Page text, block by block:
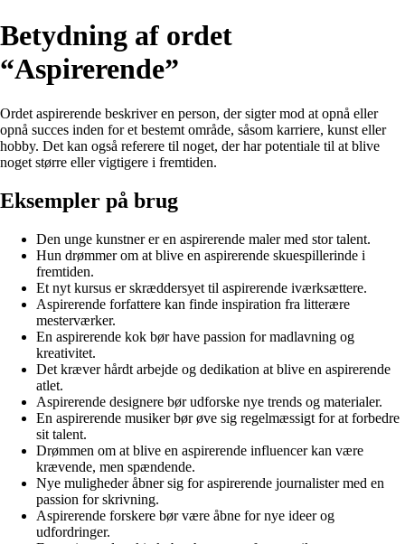
Betydning af ordet
“Aspirerende”
Ordet aspirerende beskriver en person, der sigter mod at opnå eller
opnå succes inden for et bestemt område, såsom karriere, kunst eller
hobby. Det kan også referere til noget, der har potentiale til at blive
noget større eller vigtigere i fremtiden.
Eksempler på brug
Den unge kunstner er en aspirerende maler med stor talent.
Hun drømmer om at blive en aspirerende skuespillerinde i
fremtiden.
Et nyt kursus er skræddersyet til aspirerende iværksættere.
Aspirerende forfattere kan finde inspiration fra litterære
mesterværker.
En aspirerende kok bør have passion for madlavning og
kreativitet.
Det kræver hårdt arbejde og dedikation at blive en aspirerende
atlet.
Aspirerende designere bør udforske nye trends og materialer.
En aspirerende musiker bør øve sig regelmæssigt for at forbedre
sit talent.
Drømmen om at blive en aspirerende influencer kan være
krævende, men spændende.
Nye muligheder åbner sig for aspirerende journalister med en
passion for skrivning.
Aspirerende forskere bør være åbne for nye ideer og
udfordringer.